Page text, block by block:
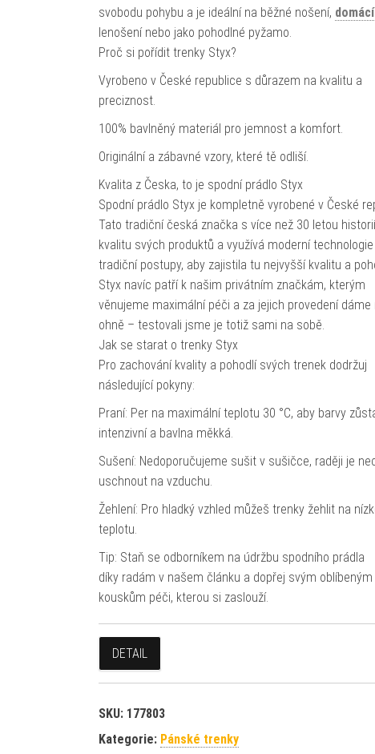
svobodu pohybu a je ideální na běžné nošení, domácí
lenošení nebo jako pohodlné pyžamo.
Proč si pořídit trenky Styx?
Vyrobeno v České republice s důrazem na kvalitu a
preciznost.
100% bavlněný materiál pro jemnost a komfort.
Originální a zábavné vzory, které tě odliší.
Kvalita z Česka, to je spodní prádlo Styx
Spodní prádlo Styx je kompletně vyrobené v České
Tato tradiční česká značka s více než 30 letou
kvalitu svých produktů a využívá moderní technologie
tradiční postupy, aby zajistila tu nejvyšší kvalitu a
Styx navíc patří k našim privátním značkám, kterým
věnujeme maximální péči a za jejich provedení dáme
ohně – testovali jsme je totiž sami na sobě.
Jak se starat o trenky Styx
Pro zachování kvality a pohodlí svých trenek dodržuj
následující pokyny:
Praní: Per na maximální teplotu 30 °C, aby barvy
intenzivní a bavlna měkká.
Sušení: Nedoporučujeme sušit v sušičce, raději je
uschnout na vzduchu.
Žehlení: Pro hladký vzhled můžeš trenky žehlit na
teplotu.
Tip: Staň se odborníkem na údržbu spodního prádla
díky radám v našem článku a dopřej svým oblíbeným
kouskům péči, kterou si zaslouží.
DETAIL
SKU: 177803
Kategorie: Pánské trenky